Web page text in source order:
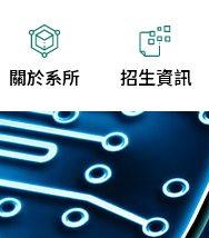
關於系所 招生資訊